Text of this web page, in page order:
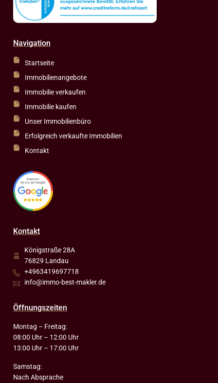
Navigation
Startseite
Immobilienangebote
Immobilie verkaufen
Immobilie kaufen
Unser Immobilienbüro
Erfolgreich verkaufte Immobilien
Kontakt
Kontakt
Königstraße 28A
76829 Landau
+4963419697718
info@immo-best-makler.de
Öffnungszeiten
Montag – Freitag:
08:00 Uhr – 12:00 Uhr
13:00 Uhr – 17:00 Uhr
Samstag:
Nach Absprache